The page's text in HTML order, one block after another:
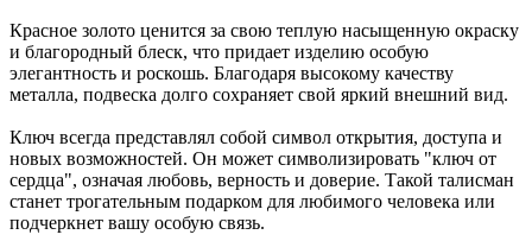
Красное золото ценится за свою теплую насыщенную окраску
и благородный блеск, что придает изделию особую
элегантность и роскошь. Благодаря высокому качеству
металла, подвеска долго сохраняет свой яркий внешний вид.
Ключ всегда представлял собой символ открытия, доступа и
новых возможностей. Он может символизировать "ключ от
сердца", означая любовь, верность и доверие. Такой талисман
станет трогательным подарком для любимого человека или
подчеркнет вашу особую связь.